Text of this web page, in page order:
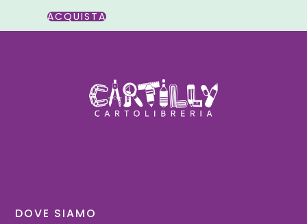
ACQUISTA
DOVE SIAMO